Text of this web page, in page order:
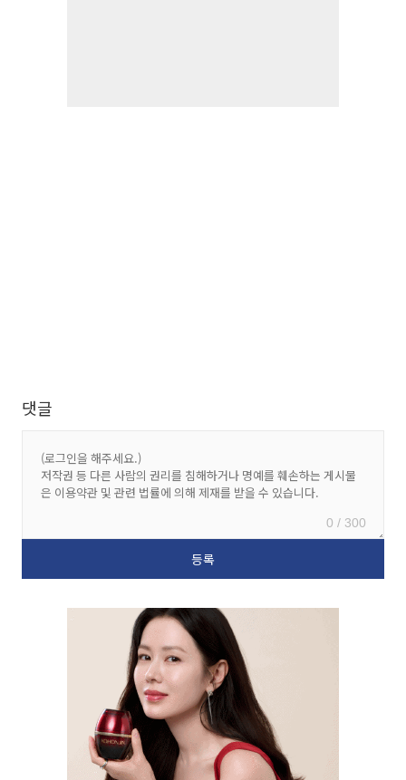
댓글
0 / 300